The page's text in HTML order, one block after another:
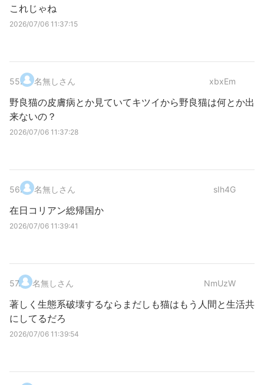
これじゃね
2026/07/06 11:37:15
55. 名無しさん xbxEm
野良猫の皮膚病とか見ていてキツイから野良猫は何とか出
来ないの？
2026/07/06 11:37:28
56. 名無しさん sIh4G
在日コリアン総帰国か
2026/07/06 11:39:41
57. 名無しさん NmUzW
著しく生態系破壊するならまだしも猫はもう人間と生活共
にしてるだろ
2026/07/06 11:39:54